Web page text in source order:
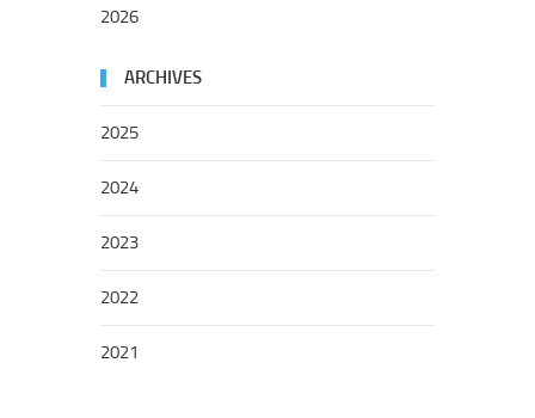
2026
ARCHIVES
2025
2024
2023
2022
2021